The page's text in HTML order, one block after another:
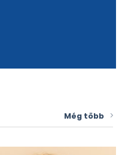
Még több